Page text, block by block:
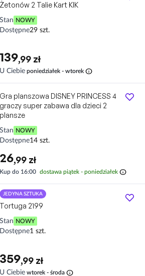
Żetonów 2 Talie Kart KIK
Stan NOWY
Dostępne29 szt.
139,99 zł
U Ciebie poniedziałek - wtorek info
Gra planszowa DISNEY PRINCESS 4
graczy super zabawa dla dzieci 2
plansze
Stan NOWY
Dostępne14 szt.
26,99 zł
Kup do 16:00 dostawa piątek - poniedziałek info
JEDYNA SZTUKA
Tortuga 2199
Stan NOWY
Dostępne1 szt.
359,99 zł
U Ciebie wtorek - środa info